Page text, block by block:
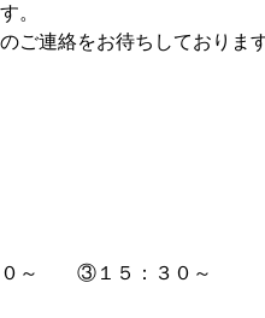
。
ご連絡をお待ちしております
０～ ③１５：３０～